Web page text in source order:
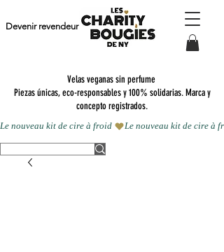
Velas veganas sin perfume
Piezas únicas, eco-responsables y 100% solidarias. Marca y
concepto registrados.
Devenir revendeur
Le nouveau kit de cire à froid